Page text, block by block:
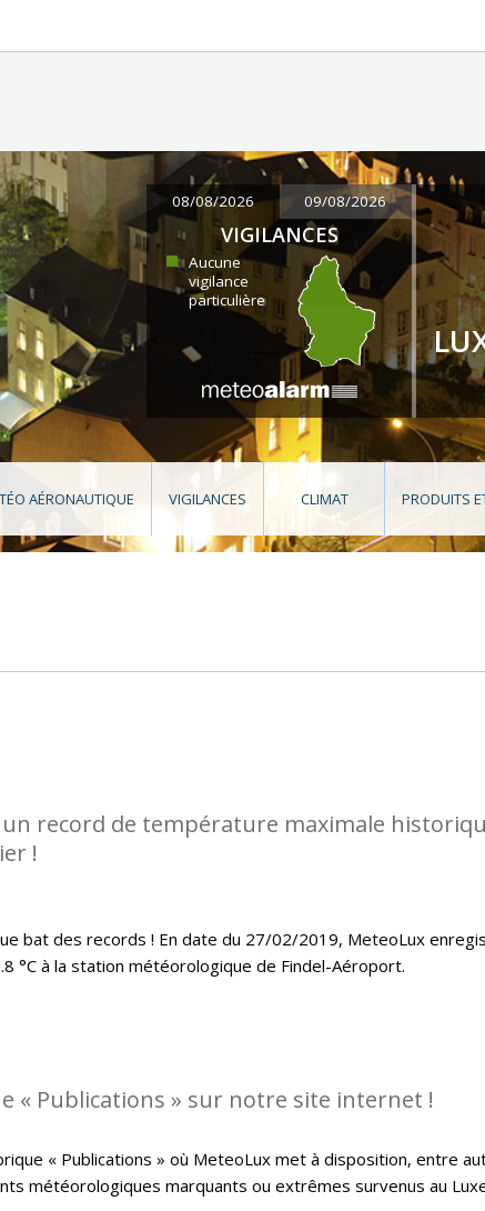
08/08/2026 09/08/2026
VIGILANCES
Aucune
vigilance
particulière
AÉRONAUTIQUE VIGILANCES CLIMAT PRODUITS
record de température maximale
!
bat des records ! En date du 27/02/2019, MeteoLux
°C à la station météorologique de Findel-Aéroport.
« Publications » sur notre site internet !
« Publications » où MeteoLux met à disposition, entre
météorologiques marquants ou extrêmes survenus au